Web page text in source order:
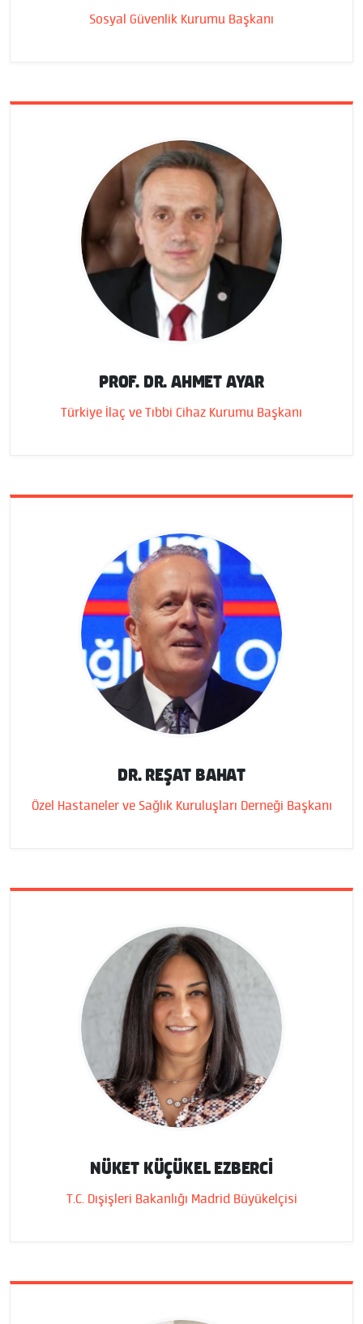
Sosyal Güvenlik Kurumu Başkanı
PROF. DR. AHMET AYAR
Türkiye İlaç ve Tıbbi Cihaz Kurumu Başkanı
DR. REŞAT BAHAT
Özel Hastaneler ve Sağlık Kuruluşları Derneği Başkanı
NÜKET KÜÇÜKEL EZBERCİ
T.C. Dışişleri Bakanlığı Madrid Büyükelçisi